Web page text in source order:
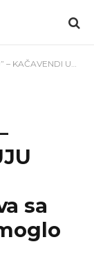
je čuva sa svih strana, ovo bi moglo biti KOBNO!
sa